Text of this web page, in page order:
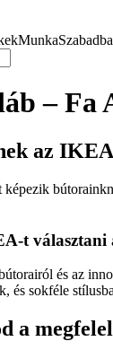
Munka
– Fa
az
képezik
t
és az
és sokféle
a